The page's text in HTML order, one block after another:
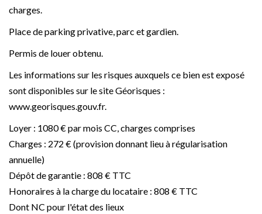
charges.
Place de parking privative, parc et gardien.
Permis de louer obtenu.
Les informations sur les risques auxquels ce bien est exposé
sont disponibles sur le site Géorisques :
www.georisques.gouv.fr.
Loyer : 1080 € par mois CC, charges comprises
Charges : 272 € (provision donnant lieu à régularisation
annuelle)
Dépôt de garantie : 808 € TTC
Honoraires à la charge du locataire : 808 € TTC
Dont NC pour l'état des lieux